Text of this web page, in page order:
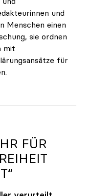
und
Menschen einen
sie ordnen
mit
für
FÜR